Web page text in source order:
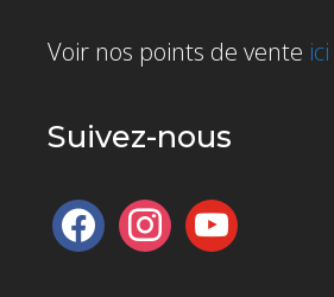
Voir nos points de vente ici
Suivez-nous
facebookinstagramyoutube